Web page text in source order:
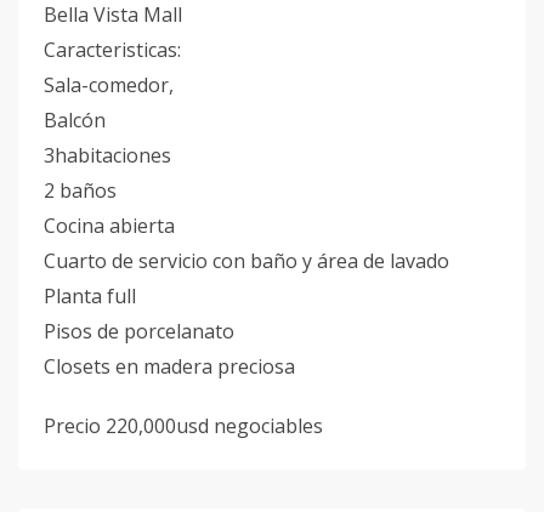
Bella Vista Mall
Caracteristicas:
Sala-comedor,
Balcón
3habitaciones
2 baños
Cocina abierta
Cuarto de servicio con baño y área de lavado
Planta full
Pisos de porcelanato
Closets en madera preciosa
Precio 220,000usd negociables